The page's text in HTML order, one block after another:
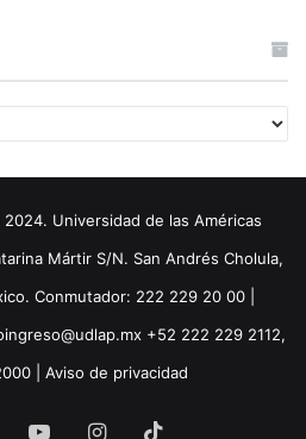
Universidad de las Américas
Mártir S/N. San Andrés Cholula,
Conmutador: 222 229 20 00 |
+52 222 229 2112,
| Aviso de privacidad
YouTubeInstagram